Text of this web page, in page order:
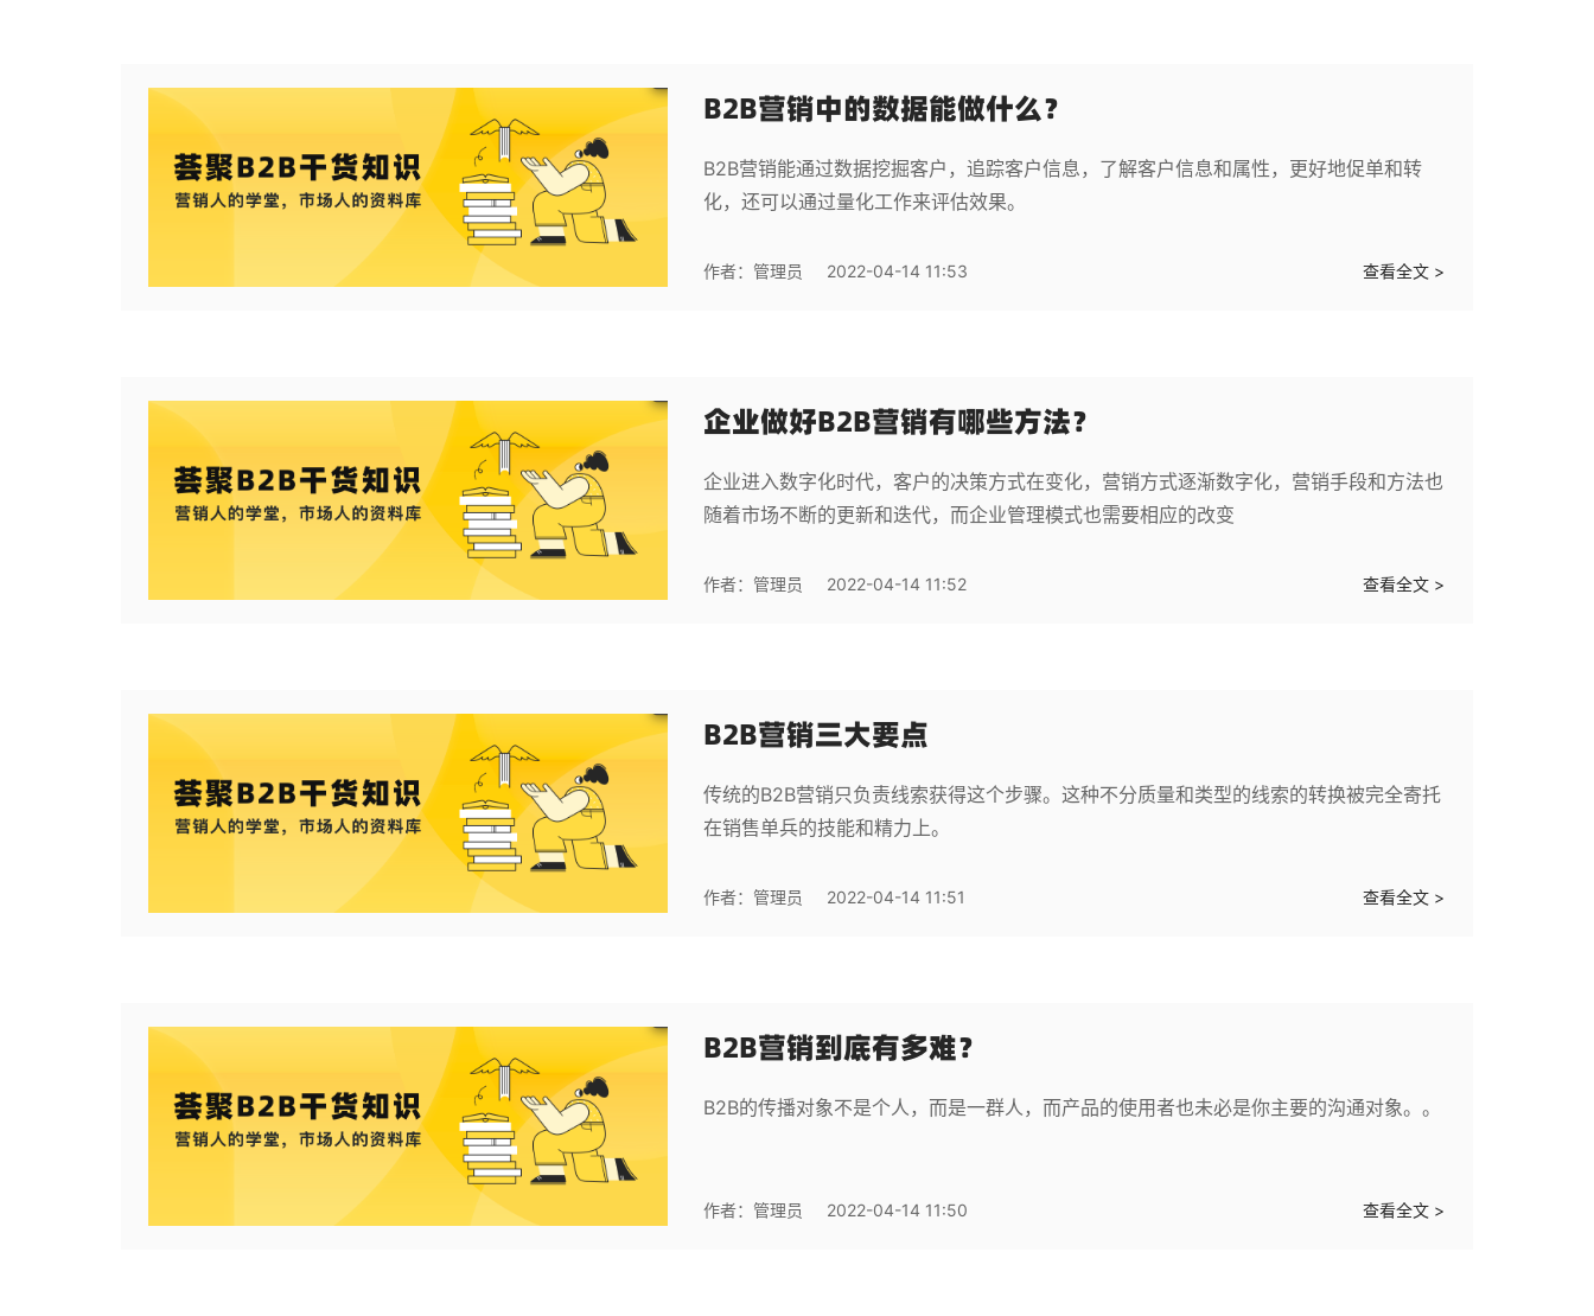
B2B营销中的数据能做什么？
B2B营销能通过数据挖掘客户，追踪客户信息，了解客户信息和属性，更好地促单和转
化，还可以通过量化工作来评估效果。
作者：管理员 2022-04-14 11:53 查看全文 >
企业做好B2B营销有哪些方法？
企业进入数字化时代，客户的决策方式在变化，营销方式逐渐数字化，营销手段和方法也
随着市场不断的更新和迭代，而企业管理模式也需要相应的改变
作者：管理员 2022-04-14 11:52 查看全文 >
B2B营销三大要点
传统的B2B营销只负责线索获得这个步骤。这种不分质量和类型的线索的转换被完全寄托
在销售单兵的技能和精力上。
作者：管理员 2022-04-14 11:51 查看全文 >
B2B营销到底有多难？
B2B的传播对象不是个人，而是一群人，而产品的使用者也未必是你主要的沟通对象。。
作者：管理员 2022-04-14 11:50 查看全文 >